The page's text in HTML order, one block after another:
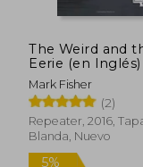
5%
dcto.
The Weird and
Eerie (en Inglés)
Mark Fisher
(2)
Repeater, 2016,
Blanda, Nuevo